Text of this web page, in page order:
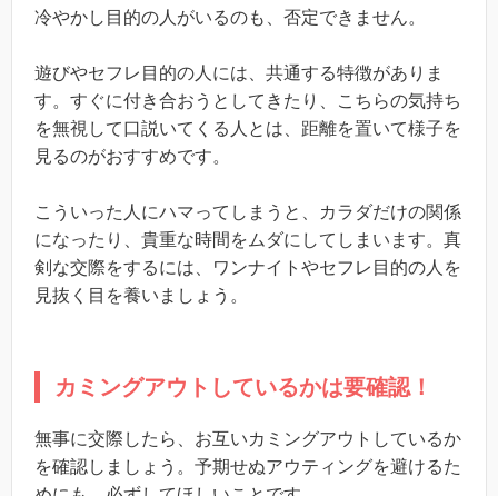
冷やかし目的の人がいるのも、否定できません。
遊びやセフレ目的の人には、共通する特徴がありま
す。すぐに付き合おうとしてきたり、こちらの気持ち
を無視して口説いてくる人とは、距離を置いて様子を
見るのがおすすめです。
こういった人にハマってしまうと、カラダだけの関係
になったり、貴重な時間をムダにしてしまいます。真
剣な交際をするには、ワンナイトやセフレ目的の人を
見抜く目を養いましょう。
カミングアウトしているかは要確認！
無事に交際したら、お互いカミングアウトしているか
を確認しましょう。予期せぬアウティングを避けるた